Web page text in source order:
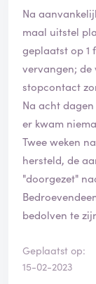
Na
maal uitstel
geplaatst op 1
vervangen; de
stopcontact
Na acht
er kwam
Twee weken
hersteld, de
"doorgezet"
bedolven te
Geplaatst op:
15-02-2023